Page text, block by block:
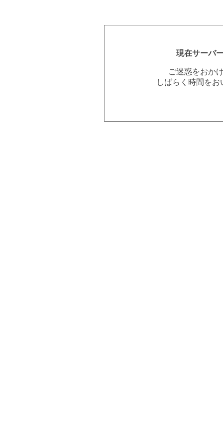
現在サーバ
ご迷惑をおか
しばらく時間を